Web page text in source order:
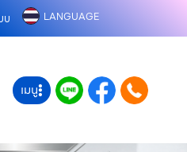
บ LANGUAGE
เมนู